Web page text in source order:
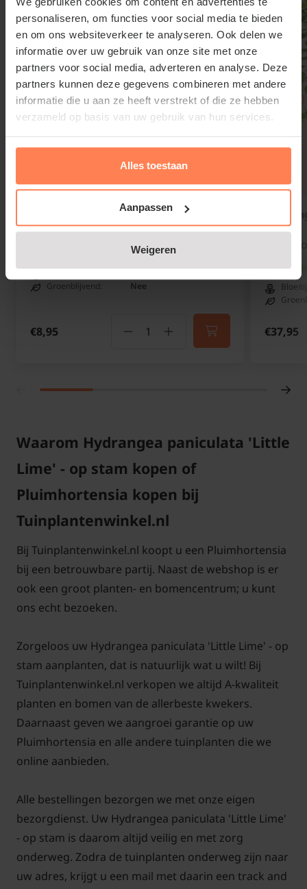
personaliseren, om functies voor social media te bieden
en om ons websiteverkeer te analyseren. Ook delen we
informatie over uw gebruik van onze site met onze
partners voor social media, adverteren en analyse. Deze
partners kunnen deze gegevens combineren met andere
informatie die u aan ze heeft verstrekt of die ze hebben
verzameld op basis van uw gebruik van hun services.
Alles toestaan
Aanpassen
Weigeren
tot 15 cm boven de entplaats. Omdat deze
Pluimhortensia op stam bloeit op nieuw gevormde
takken, zorgt een stevige snoei voor een compacte
kroon en een rijke bloei.
Hydrangea paniculata 'Little Lime'
Pluimhortensia
Online op voorraad
Groenblijvend:
Nee
€8,95
XL
€37,95
Waarom Hydrangea paniculata 'Little
Lime' - op stam kopen of
Pluimhortensia kopen bij
Tuinplantenwinkel.nl
Bij Tuinplantenwinkel.nl koopt u een Pluimhortensia
bij een betrouwbare partij. Naast de webshop is er
ook een groot planten- en bomencentrum; u kunt
ons echt bezoeken.
Zorgeloos uw Hydrangea paniculata 'Little Lime' - op
stam aanplanten, dat is natuurlijk wat u wilt! Bij
Tuinplantenwinkel.nl verkopen we altijd A-kwaliteit
planten en bomen van de allerbeste kwekers.
Daarnaast geven we aangroei garantie op uw
Pluimhortensia en alle andere tuinplanten die we
online aanbieden.
Alle bestellingen bezorgen we met onze eigen
bezorgdienst. Uw Hydrangea paniculata 'Little Lime'
- op stam is daarom altijd veilig en met zorg
onderweg. Zodra de tuinplanten onderweg zijn naar
uw adres, krijgt u een mail met daarin een track and